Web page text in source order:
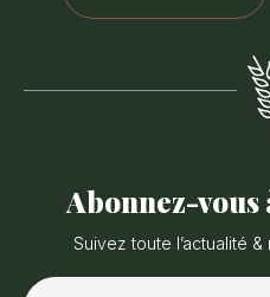
Abonnez-
Suivez toute l’actualité